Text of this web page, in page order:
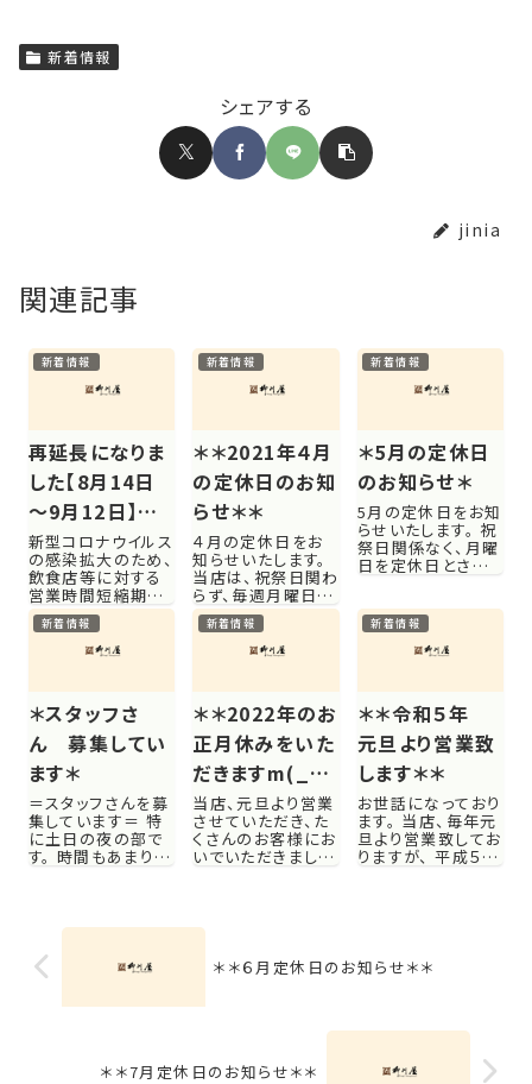
新着情報
シェアする
jinia
関連記事
新着情報
再延長になりま
した【8月14日
～9月12日】コ
ロナ感染拡大に
よる営業時間短
縮延長！
新型コロナウイルス
の感染拡大のため、
飲食店等に対する
営業時間短縮期間
が延長になりまし
た。 8月14日（土曜
日）より、9月12日ま
時間】 午前11時よ
り午後8時まで（午
後7時30分オーダ
ーストップ） 但
し、...
新着情報
＊＊2021年４月
の定休日のお知
らせ＊＊
４月の定休日をお
知らせいたします。
当店は、祝祭日関わ
らず、毎週月曜日が
定休日となります。
（丑の日前後・年末
年始は変更あり） 5
月曜日 26日 月
曜日 ◎1月より営
業時間を変更いた
してお...
新着情報
＊5月の定休日
のお知らせ＊
5月の定休日をお知
らせいたします。 祝
祭日関係なく、月曜
日を定休日とさせ
日） 14日 （月曜
日） 21日 （月曜
日） 28日 （月曜日）
いたしますm(_ _)m
新着情報
＊スタッフさ
ん 募集してい
ます＊
＝スタッフさんを募
集しています＝ 特
に土日の夜の部で
す。 時間もあまり長
出勤していただけた
ます＾＾ 気にな
る〜〜と思われた
新着情報
＊＊2022年のお
正月休みをいた
だきますm(_
_)m＊＊
当店、元旦より営業
させていただき、た
くさんのお客様にお
いでいただきまし
りに２２日（土曜
日）の３日間、 お正
月休みをいただくこ
新着情報
＊＊令和５年
元旦より営業致
します＊＊
お世話になっており
ます。 当店、毎年元
旦より営業致してお
りますが、 平成５年
から５時までは、お
持ち帰りのみの営
で...
＊＊６月定休日のお知らせ＊＊
＊＊7月定休日のお知らせ＊＊